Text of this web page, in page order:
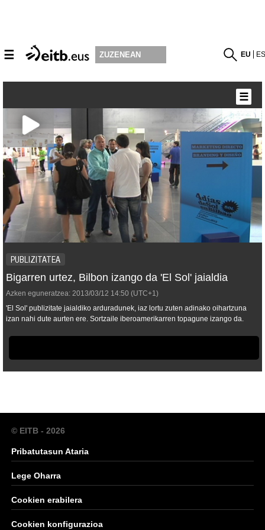
☰ ZUZENEAN EU
PUBLIZITATEA
Bigarren urtez, Bilbon izango da 'El Sol' jaialdia
Azken eguneratzea: 2013/03/12 14:50 (UTC+1)
'El Sol' publizitate jaialdiko arduradunek, iaz lortu zuten adinako oihartzuna
izan nahi dute aurten ere. Sortzaile iberoamerikarren topagune izango da.
☰
© EITB - 2026
Pribatutasun Ataria
Lege Oharra
Cookien erabilera
Cookien konfigurazioa